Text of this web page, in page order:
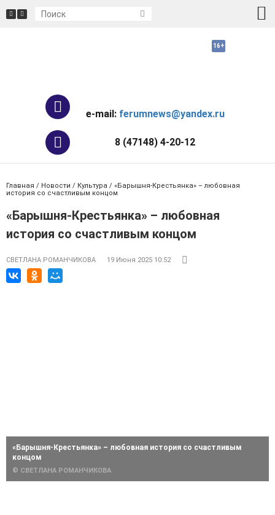
e-mail: ferumnews@yandex.ru
8 (47148) 4-20-12
Главная / Новости / Культура / «Барышня-Крестьянка» – любовная
история со счастливым концом
«Барышня-Крестьянка» – любовная
история со счастливым концом
СВЕТЛАНА РОМАНЧИКОВА 19 Июня 2025 10:52
«Барышня-Крестьянка» – любовная история со счастливым
концом
© СВЕТЛАНА РОМАНЧИКОВА